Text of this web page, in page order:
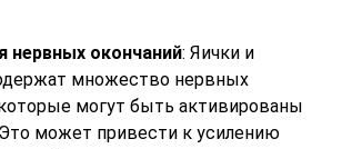
нервных окончаний: Яички и
множество нервных
могут быть активированы
может привести к усилению